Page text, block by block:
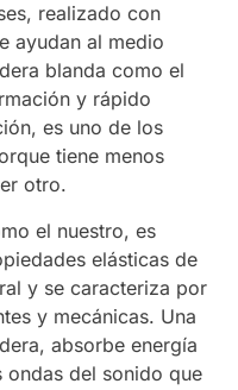
realizado con
ayudan al medio
blanda como el
y rápido
es uno de los
tiene menos
otro.
el nuestro, es
elásticas de
y se caracteriza por
y mecánicas. Una
absorbe energía
ondas del sonido que